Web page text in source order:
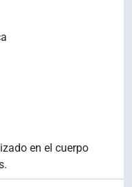
en el cuerpo